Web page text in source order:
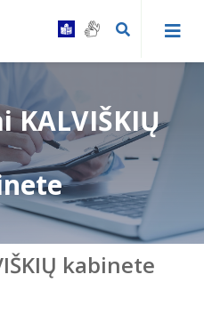
pacientu
komisijos
tvarka
slaugytojų
registratūra ir
KALVIŠKIŲ
kabinete